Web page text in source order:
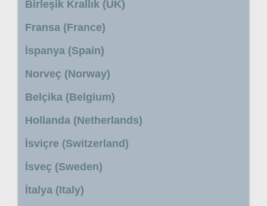
Birleşik Krallık (UK)
Fransa (France)
İspanya (Spain)
Norveç (Norway)
Belçika (Belgium)
Hollanda (Netherlands)
İsviçre (Switzerland)
İsveç (Sweden)
İtalya (Italy)